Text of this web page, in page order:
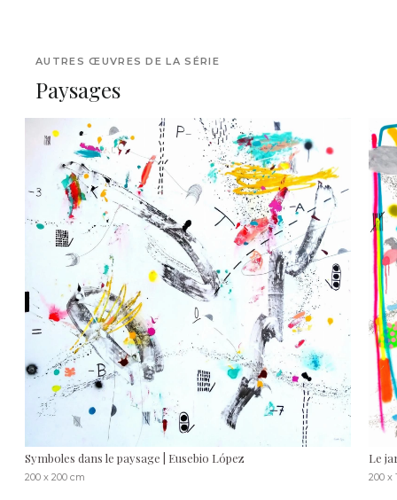
AUTRES ŒUVRES DE LA SÉRIE
Paysages
Symboles dans le paysage | Eusebio López
200 x 200 cm
Le
200 x